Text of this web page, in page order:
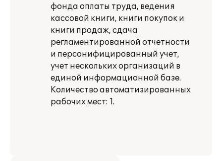
фонда оплаты труда, ведения
кассовой книги, книги покупок и
книги продаж, сдача
регламентированной отчетности
и персонифицированный учет,
учет нескольких организаций в
единой информационной базе.
Количество автоматизированных
рабочих мест: 1.